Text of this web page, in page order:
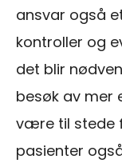
ansvar også
kontroller og
det blir
besøk av mer
være til stede
pasienter